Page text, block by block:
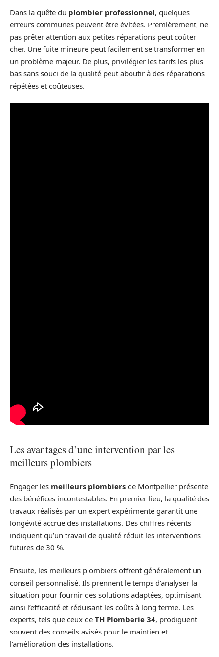
Dans la quête du plombier professionnel, quelques
erreurs communes peuvent être évitées. Premièrement, ne
pas prêter attention aux petites réparations peut coûter
cher. Une fuite mineure peut facilement se transformer en
un problème majeur. De plus, privilégier les tarifs les plus
bas sans souci de la qualité peut aboutir à des réparations
répétées et coûteuses.
Les avantages d’une intervention par les
meilleurs plombiers
Engager les meilleurs plombiers de Montpellier présente
des bénéfices incontestables. En premier lieu, la qualité des
travaux réalisés par un expert expérimenté garantit une
longévité accrue des installations. Des chiffres récents
indiquent qu’un travail de qualité réduit les interventions
futures de 30 %.
Ensuite, les meilleurs plombiers offrent généralement un
conseil personnalisé. Ils prennent le temps d’analyser la
situation pour fournir des solutions adaptées, optimisant
ainsi l’efficacité et réduisant les coûts à long terme. Les
experts, tels que ceux de TH Plomberie 34, prodiguent
souvent des conseils avisés pour le maintien et
l’amélioration des installations.